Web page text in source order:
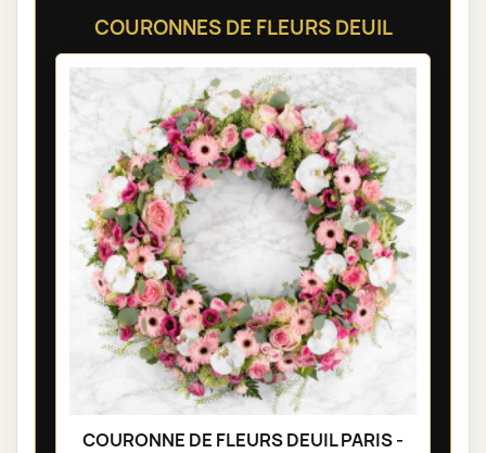
COURONNES DE FLEURS DEUIL
COURONNE DE FLEURS DEUIL PARIS -